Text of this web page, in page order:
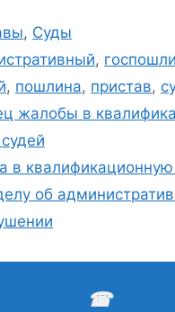
, Суды
,
, пошлина, пристав,
жалобы в
в
об
☎